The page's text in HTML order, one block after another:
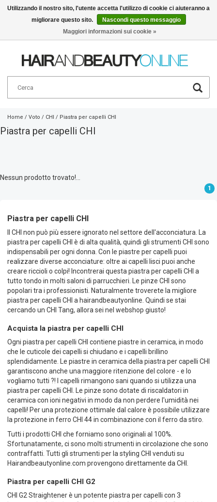
Italiano
Home / Voto / CHI / Piastra per capelli CHI
Piastra per capelli CHI
Nessun prodotto trovato!...
1
Piastra per capelli CHI
Il CHI non può più essere ignorato nel settore dell'acconciatura. La
piastra per capelli CHI è di alta qualità, quindi gli strumenti CHI sono
indispensabili per ogni donna. Con le piastre per capelli puoi
realizzare diverse acconciature: oltre ai capelli lisci puoi anche
creare riccioli o colpi! Incontrerai questa piastra per capelli CHI a
tutto tondo in molti saloni di parrucchieri. Le pinze CHI sono
popolari tra i professionisti. Naturalmente troverete la migliore
piastra per capelli CHI a hairandbeautyonline. Quindi se stai
cercando un CHI Tang, allora sei nel webshop giusto!
Acquista la piastra per capelli CHI
Ogni piastra per capelli CHI contiene piastre in ceramica, in modo
che le cuticole dei capelli si chiudano e i capelli brillino
splendidamente. Le piastre in ceramica della piastra per capelli CHI
garantiscono anche una maggiore ritenzione del colore - e lo
vogliamo tutti ?! I capelli rimangono sani quando si utilizza una
piastra per capelli CHI. Le pinze sono dotate di riscaldatori in
ceramica con ioni negativi in ​​modo da non perdere l'umidità nei
capelli! Per una protezione ottimale dal calore è possibile utilizzare
laprotezione in ferro CHI 44in combinazione con il ferro da stiro.
Tutti i prodotti CHI che forniamo sono originali al 100%.
Sfortunatamente, ci sono molti strumenti in circolazione che sono
contraffatti. Tutti gli strumenti per la styling CHI venduti su
Hairandbeautyonline.com provengono direttamente da CHI.
Piastra per capelli CHI G2
CHI G2Straightener è un potente piastra per capelli con 3
Utilizzando il nostro sito, l'utente accetta l'utilizzo di cookie ci aiuteranno a
migliorare questo sito.
Nascondi questo messaggio
Maggiori informazioni sui cookie »